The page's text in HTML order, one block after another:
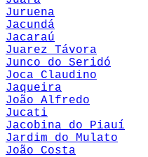
Juruena
Jacundá
Jacaraú
Juarez Távora
Junco do Seridó
Joca Claudino
Jaqueira
João Alfredo
Jucati
Jacobina do Piauí
Jardim do Mulato
João Costa